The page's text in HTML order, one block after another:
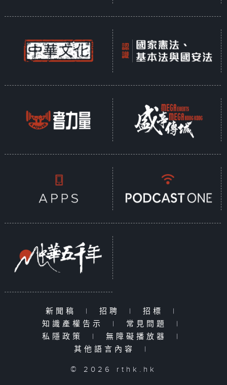
新聞稿 | 招聘 | 招標
|
知識產權告示
| 常見問題
|
私隱政策
| 無障礙播放器
|
其他語言內容
|
© 2026 rthk.hk